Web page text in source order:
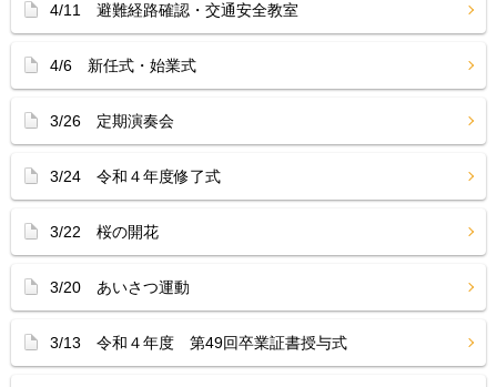
4/11 避難経路確認・交通安全教室
4/6 新任式・始業式
3/26 定期演奏会
3/24 令和４年度修了式
3/22 桜の開花
3/20 あいさつ運動
3/13 令和４年度 第49回卒業証書授与式